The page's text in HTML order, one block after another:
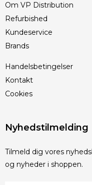
Om VP Distribution
Refurbished
Kundeservice
Brands
Handelsbetingelser
Kontakt
Cookies
Nyhedstilmelding
Tilmeld dig vores
og nyheder i shoppen.